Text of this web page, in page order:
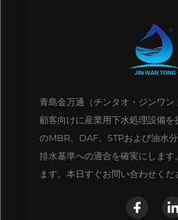
青島金万通（チンタオ・ジンワ
顧客向けに産業用下水処理設備
のMBR、DAF、STPおよび油水
排水基準への適合を確実にしま
ます。本日すぐお問い合わせくだ